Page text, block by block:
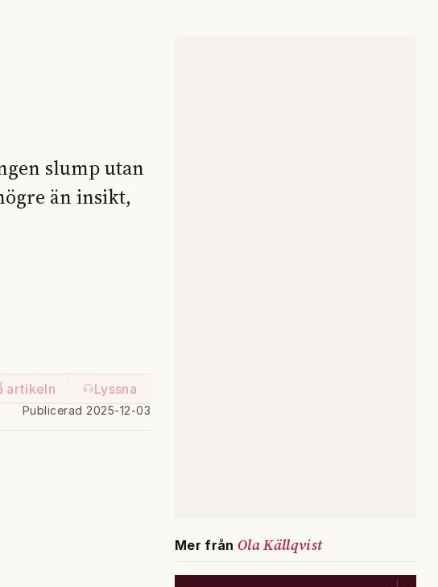
slump utan
än insikt,
artikeln Lyssna
Publicerad 2025-12-03
Mer från Ola Källqvist